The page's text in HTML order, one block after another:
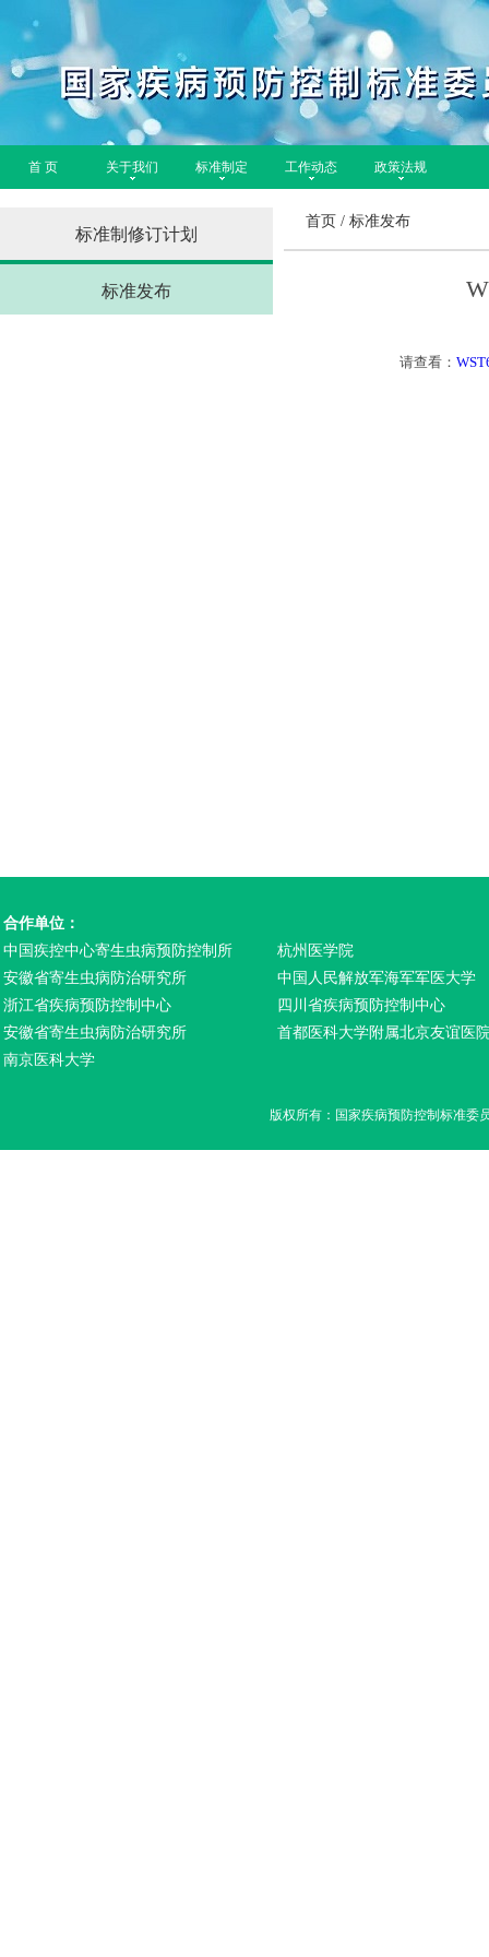
首 页 关于我们 标准制定 工作动态 政策法规
标准制修订计划
标准发布
首页 / 标准发布
请查看：
合作单位：
中国疾控中心寄生虫病预防控制所
杭州医学院
安徽省寄生虫病防治研究所
中国人民解放军海军军医大学
浙江省疾病预防控制中心
四川省疾病预防控制中心
安徽省寄生虫病防治研究所
首都医科大学附属北京友谊医
南京医科大学
版权所有：国家疾病预防控制标准委